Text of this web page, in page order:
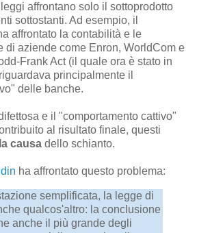
affrontano solo il sottoprodotto
sottostanti. Ad esempio, il
affrontato la contabilità e le
di aziende come Enron, WorldCom e
Frank Act (il quale ora è stato in
principalmente il
delle banche.
e il "comportamento cattivo"
al risultato finale, questi
causa dello schianto.
ha affrontato questo problema:
semplificata, la legge di
qualcos'altro: la conclusione
anche il più grande degli